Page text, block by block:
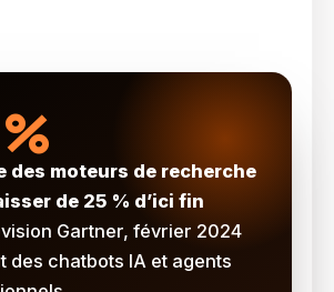
des moteurs de recherche
de 25 % d’ici fin
Gartner, février 2024
chatbots IA et agents